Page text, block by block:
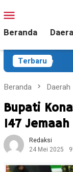
ke
kontenMobile
Beranda
Terbaru
Tiga
Beranda Daerah
Bupati
147
Redaksi
24 Mei 2025